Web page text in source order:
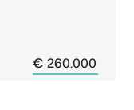
€ 260.000